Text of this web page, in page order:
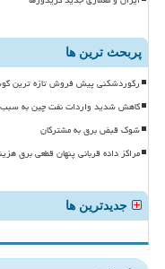
پربحث ترین ها
رکوردشکنی پیش فروش تازه ترین
کاهش شدید واردات نفت چین به سبب
شوک قبض برق به مشترکان
مراکز داده قربانی پنهان قطعی برق
جدیدترین ها